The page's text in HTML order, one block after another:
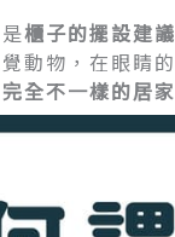
櫃子的擺設建議
動物，在眼睛
全不一樣的居家